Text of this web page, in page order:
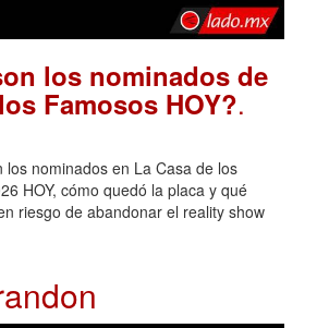
los nominados de
Famosos HOY?.
los nominados en La Casa de los
HOY, cómo quedó la placa y qué
riesgo de abandonar el reality show